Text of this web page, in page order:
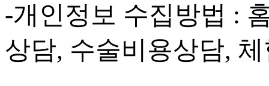
-개인정보 수집방법 :
상담, 수술비용상담,